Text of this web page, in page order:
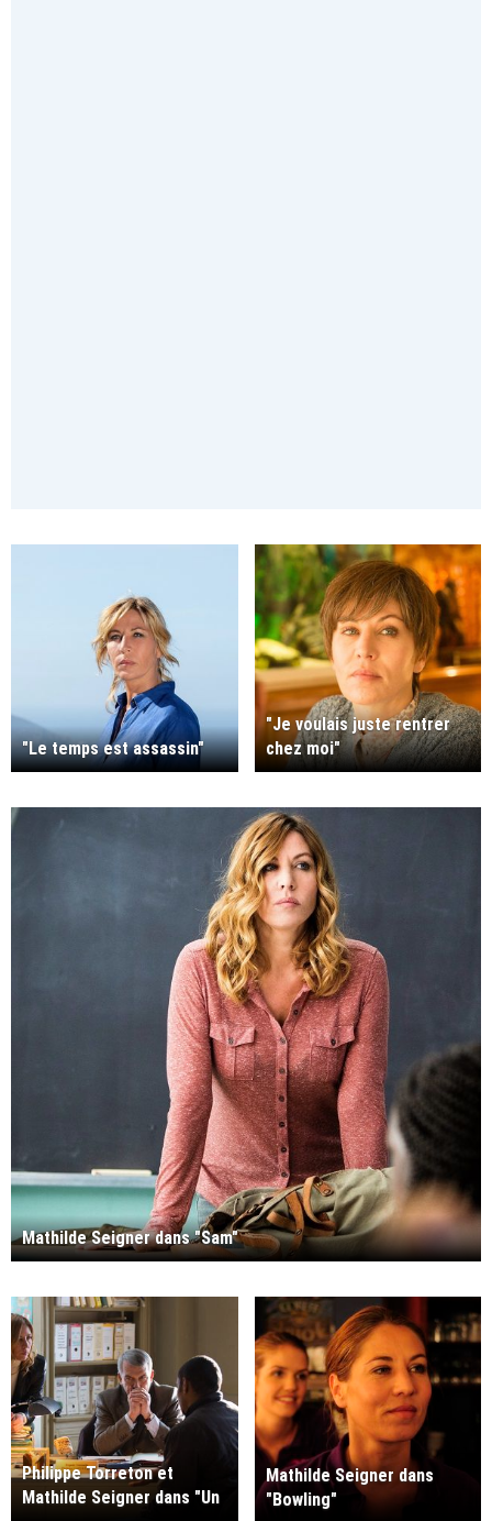
"Le temps est assassin"
"Je voulais juste rentrer
chez moi"
Mathilde Seigner dans "Sam"
Philippe Torreton et
Mathilde Seigner dans "Un
Mathilde Seigner dans
"Bowling"